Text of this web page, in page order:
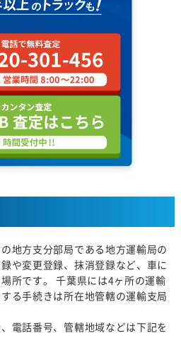
地方支分部局である地方運輸局の
や変更登録、抹消登録など、車に
所です。 千葉県には4ヶ所の運輸
る手続きは所在地管轄の運輸支局
電話番号、管轄地域などは下記を